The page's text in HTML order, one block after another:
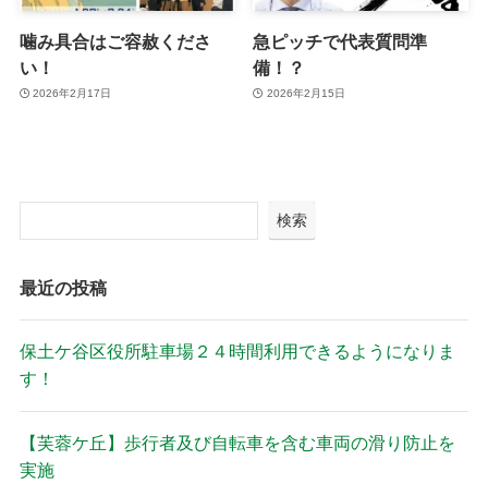
噛み具合はご容赦くださ
い！
2026年2月17日
急ピッチで代表質問準
備！？
2026年2月15日
検索
最近の投稿
保土ケ谷区役所駐車場２４時間利用できるようになりま
す！
【芙蓉ケ丘】歩行者及び自転車を含む車両の滑り防止を
実施